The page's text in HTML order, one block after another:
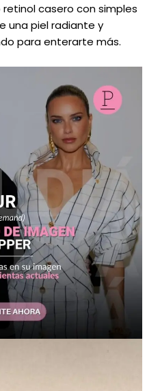
casero con simples
una piel radiante y
para enterarte más.